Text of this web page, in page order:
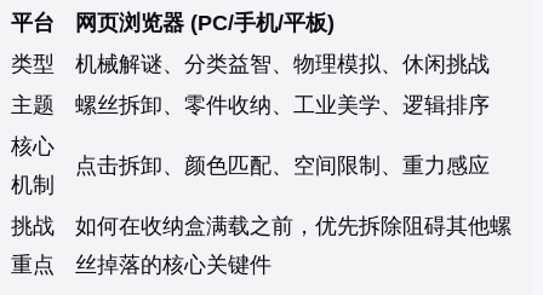
平台
网页浏览器 (PC/手机/平板)
类型
机械解谜、分类益智、物理模拟、休闲挑战
主题
螺丝拆卸、零件收纳、工业美学、逻辑排序
核心
机制
点击拆卸、颜色匹配、空间限制、重力感应
挑战
重点
如何在收纳盒满载之前，优先拆除阻碍其他螺
丝掉落的核心关键件